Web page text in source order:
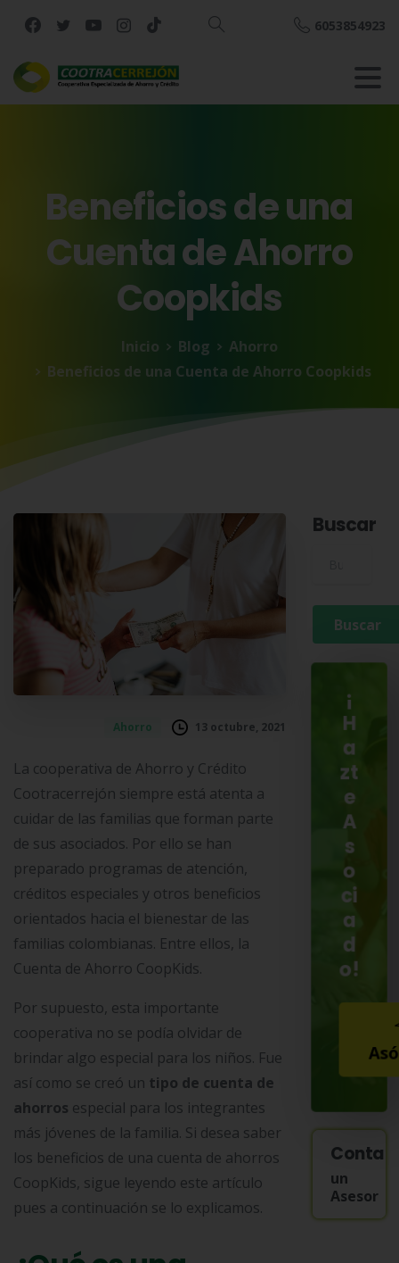
Buscar
6053854923
Beneficiosdeuna
CuentadeAhorro
Coopkids
Inicio Blog
Ahorro
Beneficios de una Cuenta de Ahorro Coopkids
Ahorro 13 octubre, 2021
La cooperativa de Ahorro y Crédito
Cootracerrejón siempre está atenta a
cuidar de las familias que forman parte
de sus asociados. Por ello se han
preparado programas de atención,
créditos especiales y otros beneficios
orientados hacia el bienestar de las
familias colombianas. Entre ellos, la
Cuenta de Ahorro CoopKids.
Por supuesto, esta importante
cooperativa no se podía olvidar de
brindar algo especial para los niños. Fue
así como se creó un tipo de cuenta de
ahorros especial para los integrantes
más jóvenes de la familia. Si desea saber
los beneficios de una cuenta de ahorros
CoopKids, sigue leyendo este artículo
pues a continuación se lo explicamos.
Buscar
¡
H
a
zt
e
A
s
o
ci
a
d
o!
un
Asesor